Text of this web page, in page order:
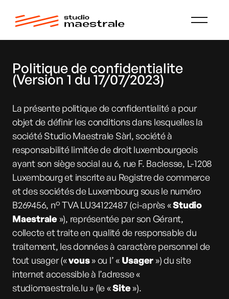
Politique de confidentialite
(Version 1 du 17/07/2023)
La présente politique de confidentialité a pour
objet de définir les conditions dans lesquelles la
société Studio Maestrale Sàrl, société à
responsabilité limitée de droit luxembourgeois
ayant son siège social au 6, rue F. Baclesse, L-1208
Luxembourg et inscrite au Registre de commerce
et des sociétés de Luxembourg sous le numéro
B269456, n° TVA LU34122487 (ci-après «Studio
Maestrale»), représentée par son Gérant,
collecte et traite en qualité de responsable du
traitement, les données à caractère personnel de
tout usager («vous» ou l’ « Usager») du site
internet accessible à l’adresse «
studiomaestrale.lu » (le «Site»).